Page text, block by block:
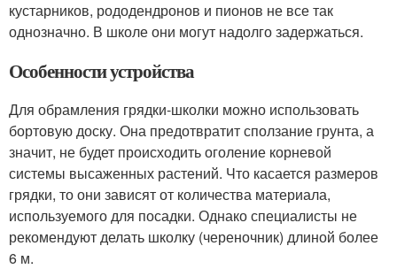
кустарников, рододендронов и пионов не все так
однозначно. В школе они могут надолго задержаться.
Особенности устройства
Для обрамления грядки-школки можно использовать
бортовую доску. Она предотвратит сползание грунта, а
значит, не будет происходить оголение корневой
системы высаженных растений. Что касается размеров
грядки, то они зависят от количества материала,
используемого для посадки. Однако специалисты не
рекомендуют делать школку (череночник) длиной более
6 м.